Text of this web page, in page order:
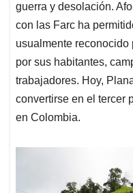
guerra y desolación.
con las Farc ha
usualmente
por sus habitantes,
trabajadores. Hoy,
convertirse en el tercer
en Colombia.